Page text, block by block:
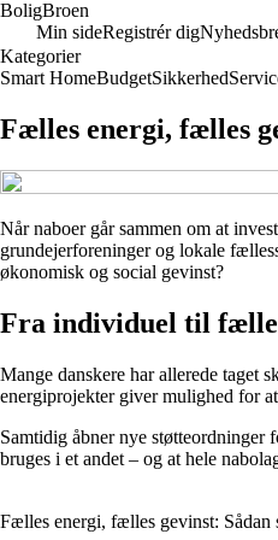
BoligBroen
Min sideRegistrér dig
Kategorier
Smart HomeBudgetSikkerhed
Fælles energi, fælles
Når naboer går sammen om at
grundejerforeninger og lokale
økonomisk og social gevinst?
Fra individuel til
Mange danskere har allerede taget
energiprojekter giver mulighed for
Samtidig åbner nye støtteordninger
bruges i et andet – og at hele
Fælles energi, fælles gevinst: Sådan